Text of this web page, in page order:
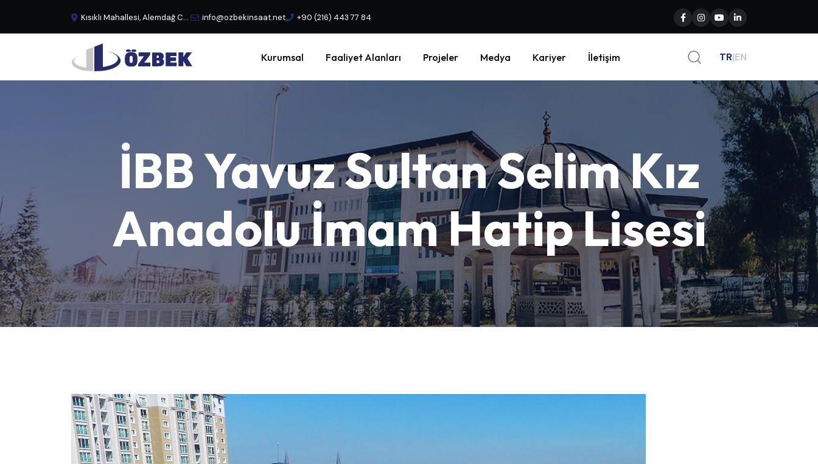
Kısıklı Mahallesi, Alemdağ Caddesi, No:29 Büyük Çamlıca - Üsküdar, İstanbul, Türkiye info@ozbekinsaat.net +90 (216) 443 77 84
Kurumsal Faaliyet Alanları Projeler Medya Kariyer İletişim TR|EN
İBBYavuzSultanSelimKız
AnadoluİmamHatipLisesi